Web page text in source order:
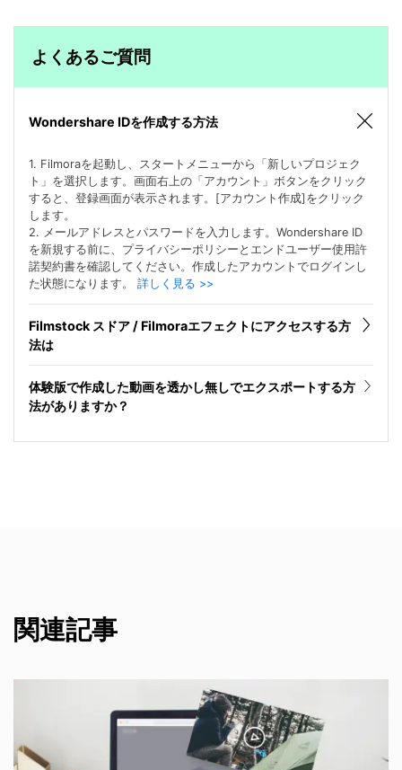
よくあるご質問
Wondershare IDを作成する方法
1. Filmoraを起動し、スタートメニューから「新しいプロジェク
ト」を選択します。画面右上の「アカウント」ボタンをクリック
すると、登録画面が表示されます。[アカウント作成]をクリック
します。
2. メールアドレスとパスワードを入力します。Wondershare ID
を新規する前に、プライバシーポリシーとエンドユーザー使用許
諾契約書を確認してください。作成したアカウントでログインし
た状態になります。 詳しく見る >>
Filmstock スドア / Filmoraエフェクトにアクセスする方
法は
体験版で作成した動画を透かし無しでエクスポートする方
法がありますか？
関連記事